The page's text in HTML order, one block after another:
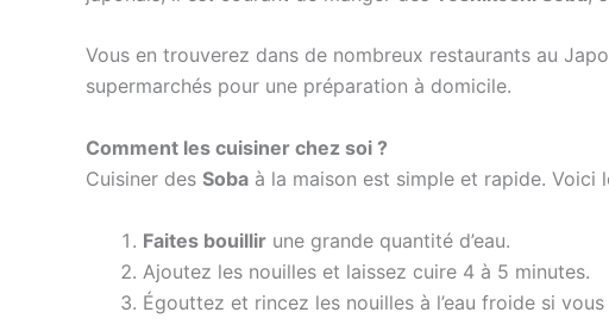
Vous en trouverez dans de nombreux restaurants au
supermarchés pour une préparation à domicile.
Comment les cuisiner chez soi ?
Cuisiner des Soba à la maison est simple et rapide. Voici
Faites bouillir une grande quantité d’eau.
Ajoutez les nouilles et laissez cuire 4 à 5 minutes.
Égouttez et rincez les nouilles à l’eau froide si